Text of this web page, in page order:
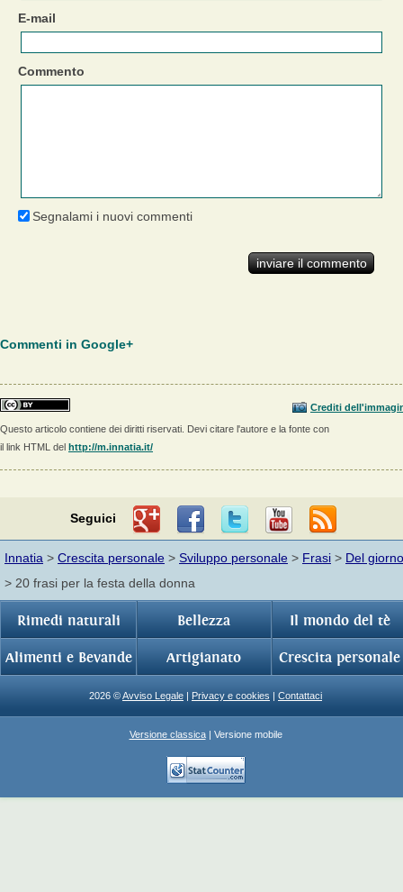
E-mail
Commento
Segnalami i nuovi commenti
Commenti in Google+
Crediti
Questo articolo contiene dei diritti riservati. Devi citare l'autore e la fonte con
il link HTML del http://m.innatia.it/
Seguici
Innatia > Crescita personale > Sviluppo personale > Frasi > Del giorno
> 20 frasi per la festa della donna
Rimedi naturali Bellezza Il mondo del tè
Alimenti e Bevande Artigianato Crescita personale
2026 ©Avviso Legale | Privacy e cookies | Contattaci
Versione classica| Versione mobile